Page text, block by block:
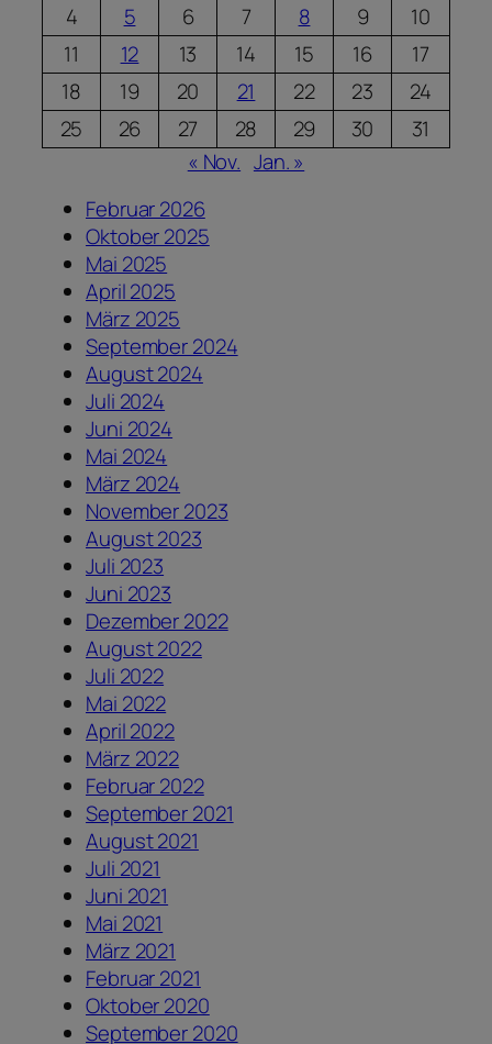
4
5 6 7 8 9
10
11
12 13 14 15 16
17
18
19 20 21 22 23
24
25
26 27 28 29 30
31
« Nov. Jan. »
Februar 2026
Oktober 2025
Mai 2025
April 2025
März 2025
September 2024
August 2024
Juli 2024
Juni 2024
Mai 2024
März 2024
November 2023
August 2023
Juli 2023
Juni 2023
Dezember 2022
August 2022
Juli 2022
Mai 2022
April 2022
März 2022
Februar 2022
September 2021
August 2021
Juli 2021
Juni 2021
Mai 2021
März 2021
Februar 2021
Oktober 2020
September 2020